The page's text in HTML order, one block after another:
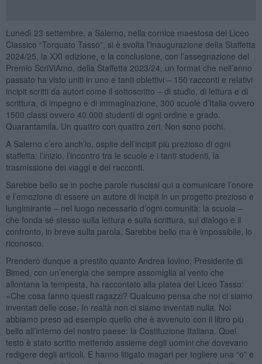
Lunedì 23 settembre, a Salerno, nella cornice maestosa del Liceo
Classico “Torquato Tasso”, si è svolta l’inaugurazione della Staffetta
2024/25, la XXI edizione, e la conclusione, con l’assegnazione del
Premio ScriViAmo, della Staffetta 2023/24, un format che nell’anno
passato ha visto uniti in uno e tanti obiettivi – 150 racconti e relativi
incipit scritti da autori come il sottoscritto – di studio, di lettura e di
scrittura, di impegno e di immaginazione, 300 scuole d’Italia ovvero
1500 classi ovvero 40.000 studenti di ogni ordine e grado.
Quarantamila. Un quattro con quattro zeri. Non sono pochi.
A Salerno c’ero anch’io, ospite dell’incipit più prezioso di ogni
staffetta: l’inizio, l’incontro tra le scuole e i tanti studenti, la
trasmissione dei viaggi e dei racconti.
Sarebbe bello se in poche parole riuscissi qui a comunicare l’onore
e l’emozione di essere un autore di incipit in un progetto prezioso e
lungimirante – nel luogo necessario d’ogni comunità: la scuola –
che fonda sé stesso sulla lettura e sulla scrittura, sul dialogo e il
confronto, in breve sulla parola. Sarebbe bello ma è impossibile, lo
riconosco.
Prenderò dunque a prestito quanto Andrea Iovino, Presidente di
Bimed, con un’energia che sempre assomiglia al vento che
allontana la tempesta, ha raccontato alla platea del Liceo Tasso:
«Che cosa fanno questi ragazzi? Qualcuno pensa che noi ci siamo
inventati delle cose. In realtà non ci siamo inventati nulla. Noi
abbiamo preso ad esempio quello che è avvenuto con il libro più
bello all’interno del nostro paese: la Costituzione Italiana. Quel
testo è stato scritto mettendo assieme degli uomini che dovevano
redigere degli articoli. E hanno litigato magari per togliere una “o” e